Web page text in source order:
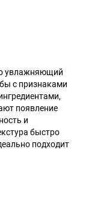
увлажняющий
с признаками
появление
и
быстро
подходит